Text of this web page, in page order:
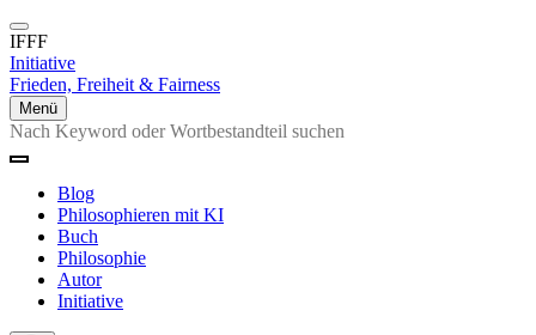
Direkt
zum
Inhalt
IFFF
Initiative
Frieden, Freiheit & Fairness
Menü
Suche
Suche
Main
navigation
Blog
Philosophieren mit KI
Buch
Philosophie
Autor
Initiative